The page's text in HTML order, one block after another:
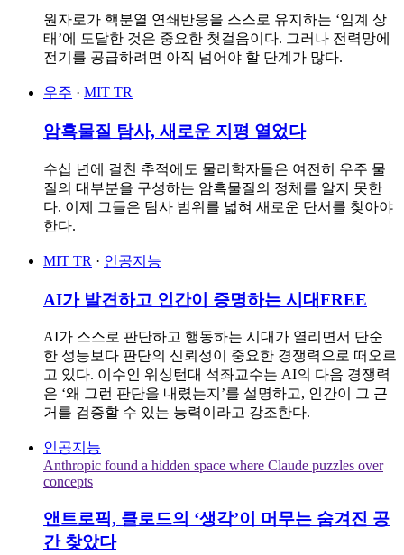
원자로가 핵분열 연쇄반응을 스스로 유지하는 ‘임계 상
태’에 도달한 것은 중요한 첫걸음이다. 그러나 전력망에
전기를 공급하려면 아직 넘어야 할 단계가 많다.
우주 · MIT TR
암흑물질 탐사, 새로운 지평 열었다
수십 년에 걸친 추적에도 물리학자들은 여전히 우주 물
질의 대부분을 구성하는 암흑물질의 정체를 알지 못한
다. 이제 그들은 탐사 범위를 넓혀 새로운 단서를 찾아야
한다.
MIT TR · 인공지능
AI가 발견하고 인간이 증명하는 시대FREE
AI가 스스로 판단하고 행동하는 시대가 열리면서 단순
한 성능보다 판단의 신뢰성이 중요한 경쟁력으로 떠오르
고 있다. 이수인 워싱턴대 석좌교수는 AI의 다음 경쟁력
은 ‘왜 그런 판단을 내렸는지’를 설명하고, 인간이 그 근
거를 검증할 수 있는 능력이라고 강조한다.
인공지능
Anthropic found a hidden space where Claude puzzles over
concepts
앤트로픽, 클로드의 ‘생각’이 머무는 숨겨진 공
간 찾았다